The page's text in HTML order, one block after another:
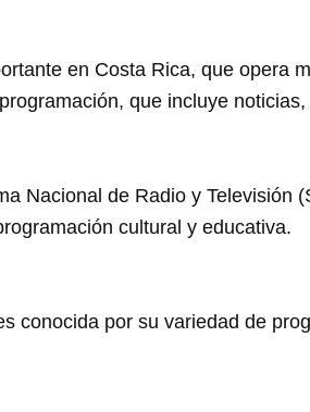
en Costa Rica, que opera
que incluye
Nacional de Radio y Televisión
cultural y educativa.
conocida por su variedad de